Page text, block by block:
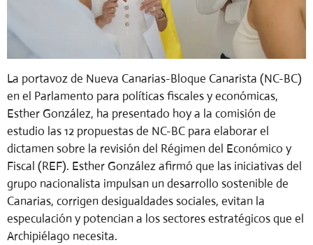
La portavoz de Nueva Canarias-Bloque Canarista (NC-BC)
en el Parlamento para políticas fiscales y económicas,
Esther González, ha presentado hoy a la comisión de
estudio las 12 propuestas de NC-BC para elaborar el
dictamen sobre la revisión del Régimen del Económico y
Fiscal (REF). Esther González afirmó que las iniciativas del
grupo nacionalista impulsan un desarrollo sostenible de
Canarias, corrigen desigualdades sociales, evitan la
especulación y potencian a los sectores estratégicos que el
Archipiélago necesita.